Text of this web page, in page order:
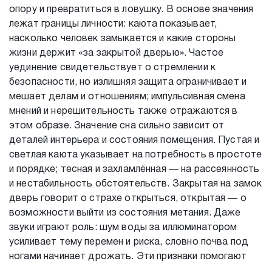
опору и превратиться в ловушку. В основе значения
лежат границы личности: каюта показывает,
насколько человек замыкается и какие стороны
жизни держит «за закрытой дверью». Частое
уединение свидетельствует о стремлении к
безопасности, но излишняя защита ограничивает и
мешает делам и отношениям; импульсивная смена
мнений и нерешительность также отражаются в
этом образе. Значение сна сильно зависит от
деталей интерьера и состояния помещения. Пустая и
светлая каюта указывает на потребность в простоте
и порядке; тесная и захламлённая — на рассеянность
и нестабильность обстоятельств. Закрытая на замок
дверь говорит о страхе открыться, открытая — о
возможности выйти из состояния метания. Даже
звуки играют роль: шум воды за иллюминатором
усиливает тему перемен и риска, словно почва под
ногами начинает дрожать. Эти признаки помогают